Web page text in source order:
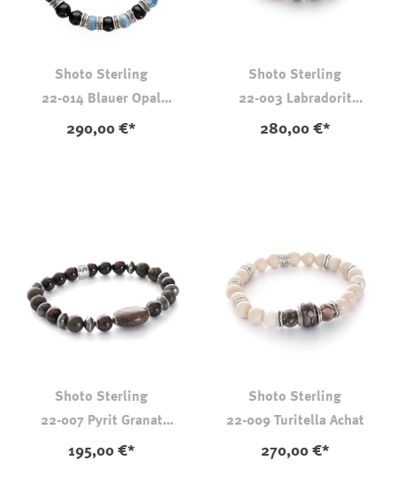
Shoto Sterling
22-014 Blauer Opal
290,00 €*
Shoto Sterling
22-003 Labradorit
280,00 €*
Shoto Sterling
22-007 Pyrit Granat
195,00 €*
Shoto Sterling
22-009 Turitella Achat
270,00 €*